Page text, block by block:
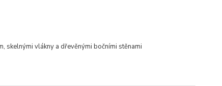
skelnými vlákny a dřevěnými bočními stěnami